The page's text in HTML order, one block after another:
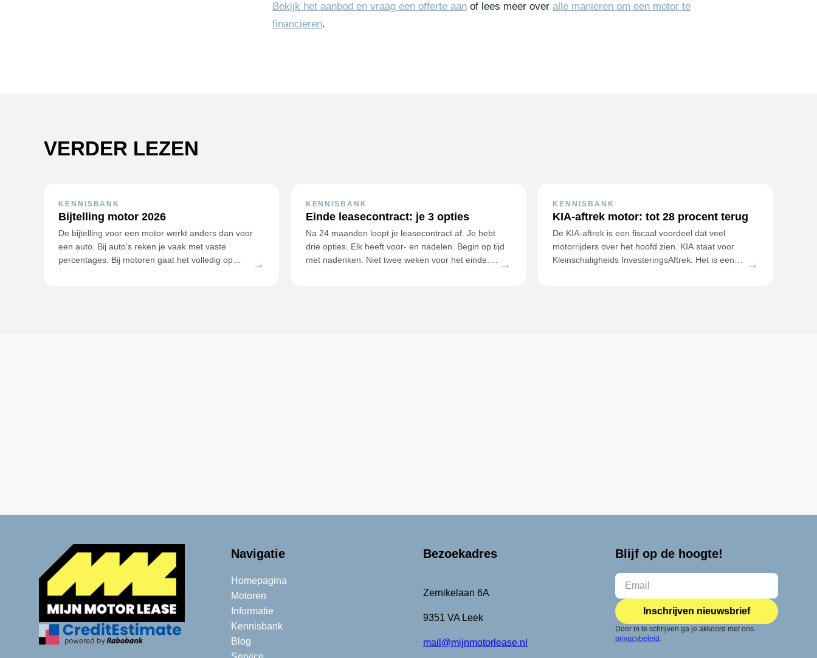
Bekijk het aanbod en vraag een offerte aan of lees meer over alle manieren om een motor te
financieren.
VERDER LEZEN
KENNISBANK
Bijtelling motor 2026
De bijtelling voor een motor werkt anders dan voor
een auto. Bij auto's reken je vaak met vaste
percentages. Bij motoren gaat het volledig op
→
KENNISBANK
Einde leasecontract: je 3 opties
Na 24 maanden loopt je leasecontract af. Je hebt
drie opties. Elk heeft voor- en nadelen. Begin op tijd
met nadenken. Niet twee weken voor het einde.
→
KENNISBANK
KIA-aftrek motor: tot 28 procent terug
De KIA-aftrek is een fiscaal voordeel dat veel
motorrijders over het hoofd zien. KIA staat voor
Kleinschaligheids InvesteringsAftrek. Het is een
→
Navigatie
Homepagina
Motoren
Informatie
Kennisbank
Blog
Bezoekadres
Zernikelaan 6A
9351 VA Leek
mail@mijnmotorlease.nl
Blijf op de hoogte!
Inschrijven nieuwsbrief
Door in te schrijven ga je akkoord met ons
privacybeleid .